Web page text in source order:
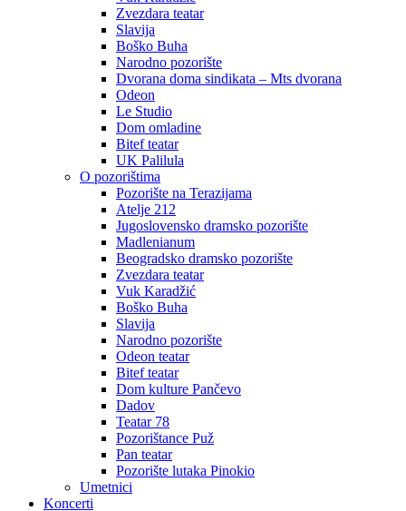
Zvezdara teatar
Slavija
Boško Buha
Narodno pozorište
Dvorana doma sindikata – Mts dvorana
Odeon
Le Studio
Dom omladine
Bitef teatar
UK Palilula
O pozorištima
Pozorište na Terazijama
Atelje 212
Jugoslovensko dramsko pozorište
Madlenianum
Beogradsko dramsko pozorište
Zvezdara teatar
Vuk Karadžić
Boško Buha
Slavija
Narodno pozorište
Odeon teatar
Bitef teatar
Dom kulture Pančevo
Dadov
Teatar 78
Pozorištance Puž
Pan teatar
Pozorište lutaka Pinokio
Umetnici
Koncerti